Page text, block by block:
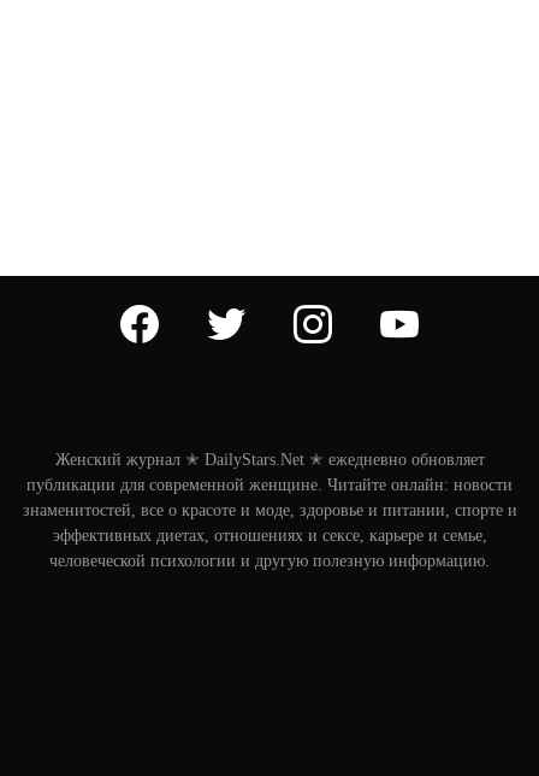
facebook twitter instagram
Женский журнал ✭ DailyStars.Net ✭ ежедневно обновляет
публикации для современной женщине. Читайте онлайн: новости
знаменитостей, все о красоте и моде, здоровье и питании, спорте и
эффективных диетах, отношениях и сексе, карьере и семье,
человеческой психологии и другую полезную информацию.